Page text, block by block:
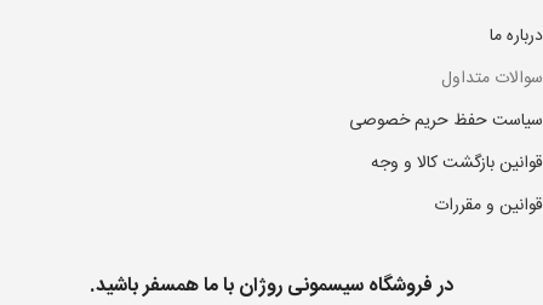
درباره ما
سوالات متداول
سیاست حفظ حریم خصوصی
قوانین بازگشت کالا و وجه
قوانین و مقررات
در فروشگاه سیسمونی روژان با ما همسفر باشید.